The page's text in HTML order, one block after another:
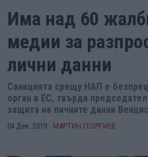
Има над 60
медии за
лични данни
Санкцията срещу НАП е
орган в ЕС, твърди
защита на личните данни
04 Дек. 2019 МАРТИН ГЕОРГИЕВ